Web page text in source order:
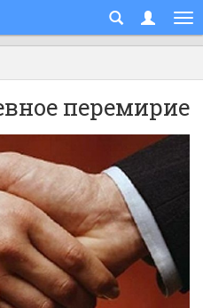
перемирие